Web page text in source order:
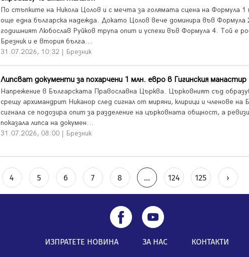
По стъпките на Никола Цолов и с мечта за голямата сцена на Формула 1
още една българска надежда. Докато Цолов вече доминира във Формула
годишният Любослав Руйков трупа опит и успехи във Формула 4. Той е
Брезник и е втория бълга...
31.07.2026, 10:32 | Брезник
Липсват документи за похарчени 1 млн. евро в Гигинския манастир
Напрежение в Българската Православна Църква. Църковният съд
срещу архимандрит Никанор след сигнал от миряни, клирици и членове на
сигнала се подозира опит за разделение на църковната общност, а
показала липса на докумен...
31.07.2026, 08:00 | Брезник
4 5 6 7 8 ... 124 125 ›
ИЗПРАТЕТЕ НОВИНА ЗА НАС КОНТАКТИ